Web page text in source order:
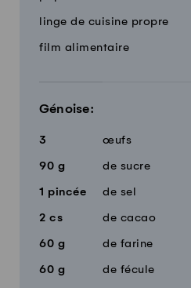
linge de cuisine propre
film alimentaire
Génoise:
3 œufs
90 g de sucre
1 pincée de sel
2 cs de cacao
60 g de farine
60 g de fécule